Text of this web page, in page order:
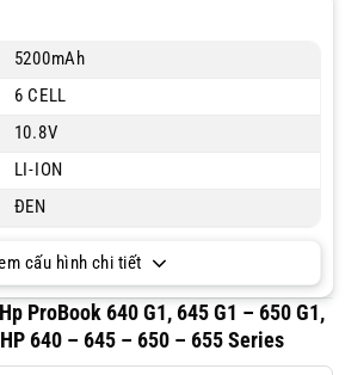
5200mAh
6 CELL
10.8V
LI-ION
ĐEN
cấu hình chi tiết
ProBook 640 G1, 645 G1 – 650 G1,
640 – 645 – 650 – 655 Series